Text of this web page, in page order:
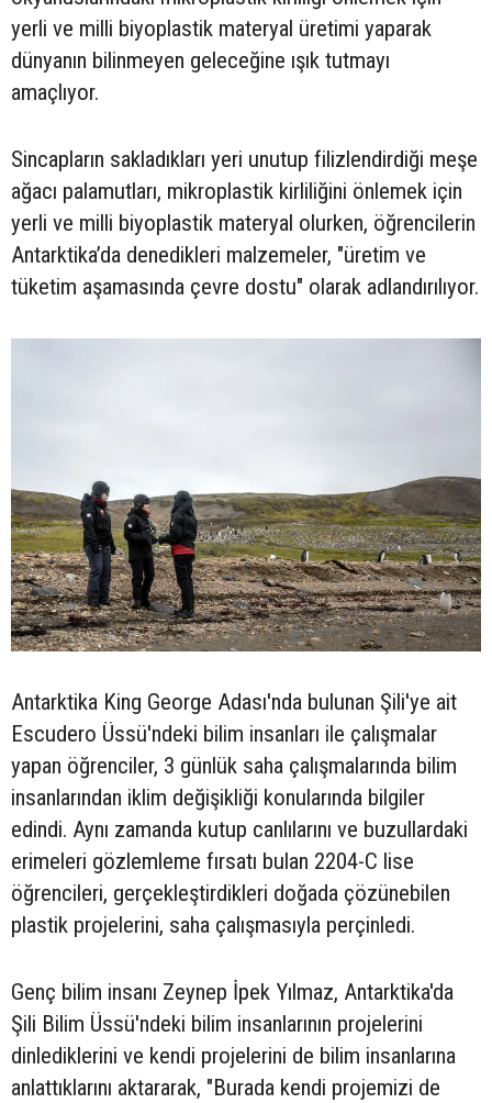
yerli ve milli biyoplastik materyal üretimi yaparak
dünyanın bilinmeyen geleceğine ışık tutmayı
amaçlıyor.
Sincapların sakladıkları yeri unutup filizlendirdiği meşe
ağacı palamutları, mikroplastik kirliliğini önlemek için
yerli ve milli biyoplastik materyal olurken, öğrencilerin
Antarktika’da denedikleri malzemeler, "üretim ve
tüketim aşamasında çevre dostu" olarak adlandırılıyor.
Antarktika King George Adası'nda bulunan Şili'ye ait
Escudero Üssü'ndeki bilim insanları ile çalışmalar
yapan öğrenciler, 3 günlük saha çalışmalarında bilim
insanlarından iklim değişikliği konularında bilgiler
edindi. Aynı zamanda kutup canlılarını ve buzullardaki
erimeleri gözlemleme fırsatı bulan 2204-C lise
öğrencileri, gerçekleştirdikleri doğada çözünebilen
plastik projelerini, saha çalışmasıyla perçinledi.
Genç bilim insanı Zeynep İpek Yılmaz, Antarktika'da
Şili Bilim Üssü'ndeki bilim insanlarının projelerini
dinlediklerini ve kendi projelerini de bilim insanlarına
anlattıklarını aktararak, "Burada kendi projemizi de